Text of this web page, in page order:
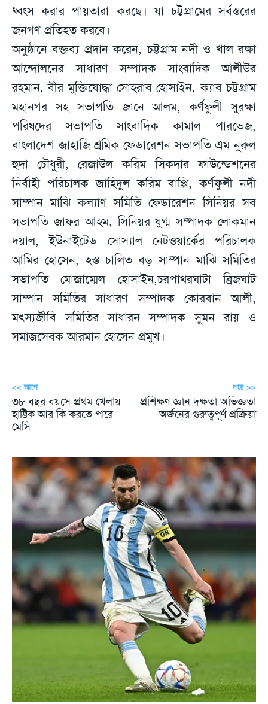
ধ্বংস করার পায়তারা করছে। যা চট্টগ্রামের সর্বস্তরের
জনগণ প্রতিহত করবে।
অনুষ্ঠানে বক্তব্য প্রদান করেন, চট্টগ্রাম নদী ও খাল রক্ষা
আন্দোলনের সাধারণ সম্পাদক সাংবাদিক আলীউর
রহমান, বীর মুক্তিযোদ্ধা সোহরাব হোসাইন, ক্যাব চট্টগ্রাম
মহানগর সহ সভাপতি জানে আলম, কর্ণফুলী সুরক্ষা
পরিষদের সভাপতি সাংবাদিক কামাল পারভেজ,
বাংলাদেশ জাহাজি শ্রমিক ফেডারেশন সভাপতি এম নুরুল
হুদা চৌধুরী, রেজাউল করিম সিকদার ফাউন্ডেশনের
নির্বাহী পরিচালক জাহিদুল করিম বাপ্পি, কর্ণফুলী নদী
সাম্পান মাঝি কল্যাণ সমিতি ফেডারেশন সিনিয়র সব
সভাপতি জাফর আহম, সিনিয়র যুগ্ম সম্পাদক লোকমান
দয়াল, ইউনাইটেড সোস্যাল নেটওয়ার্কের পরিচালক
আমির হোসেন, হস্ত চালিত বড় সাম্পান মাঝি সমিতির
সভাপতি মোজাম্মেল হোসাইন,চরপাথরঘাটা ব্রিজঘাট
সাম্পান সমিতির সাধারণ সম্পাদক কোরবান আলী,
মৎস্যজীবি সমিতির সাধারন সম্পাদক সুমন রায় ও
সমাজসেবক আরমান হোসেন প্রমুখ।
<< আগে
৩৮ বছর বয়সে প্রথম খেলায়
হাট্টিক আর কি করতে পারে
মেসি
পরে >>
প্রশিক্ষণ জ্ঞান দক্ষতা অভিজ্ঞতা
অর্জনের গুরুত্বপূর্ণ প্রক্রিয়া